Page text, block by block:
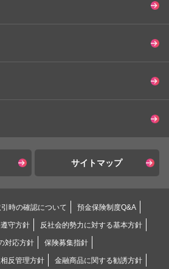
サイトマップ
引時の確認について 預金保険制度Q&A
守方針 反社会的勢力に対する基本方針
対応方針 保険募集指針
反管理方針 金融商品に関する勧誘方針